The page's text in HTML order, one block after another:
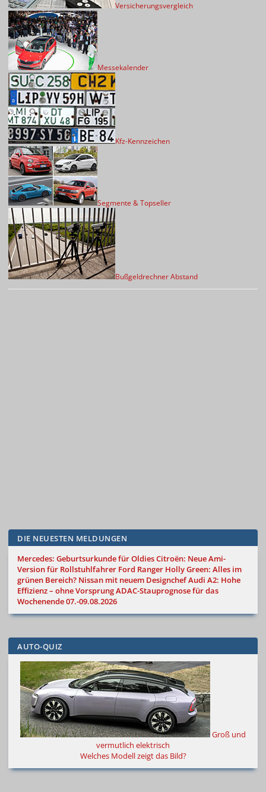
Versicherungsvergleich
Messekalender
Kfz-Kennzeichen
Segmente & Topseller
Bußgeldrechner Abstand
DIE NEUESTEN MELDUNGEN
Mercedes: Geburtsurkunde für OldiesCitroën: Neue Ami-
Version für Rollstuhlfahrer Ford Ranger Holly Green: Alles im
grünen Bereich? Nissan mit neuem DesignchefAudi A2: Hohe
Effizienz – ohne VorsprungADAC-Stauprognose für das
Wochenende 07.-09.08.2026
AUTO-QUIZ
Groß und
vermutlich elektrisch
Welches Modell zeigt das Bild?